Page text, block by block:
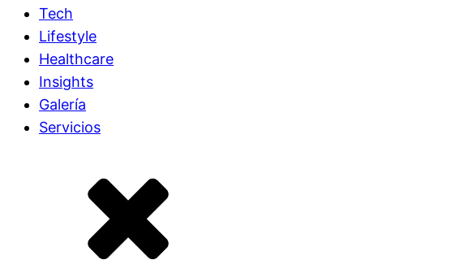
Tech
Lifestyle
Healthcare
Insights
Galería
Servicios